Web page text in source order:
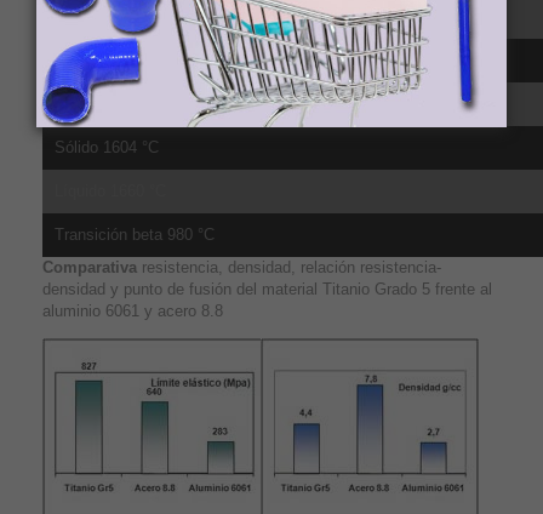
Calor específico 0.5263 J/g-°C
Conductividad té;rmica 6.7 W/m-K
Punto de fusión 1604 - 1660 °C
Sólido 1604 °C
Transición beta 980 °C
Comparativa resistencia, densidad, relación resistencia-
densidad y punto de fusión del material Titanio Grado 5 frente al
aluminio 6061 y acero 8.8